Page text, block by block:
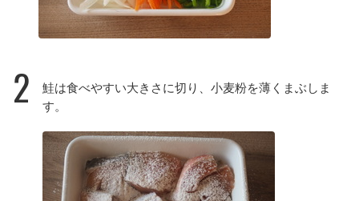
2
鮭は食べやすい大きさに切り、小麦粉を薄くまぶしま
す。